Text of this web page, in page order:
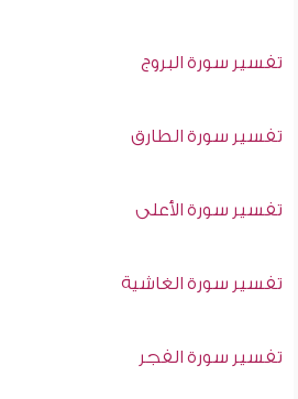
تفسير سورة البروج
تفسير سورة الطارق
تفسير سورة الأعلى
تفسير سورة الغاشية
تفسير سورة الفجر